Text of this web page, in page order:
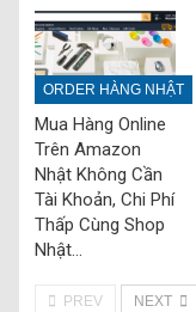
ORDER HÀNG NHẬT
Mua Hàng Online
Trên Amazon
Nhật Không Cần
Tài Khoản, Chi Phí
Thấp Cùng Shop
Nhật…
PREV NEXT